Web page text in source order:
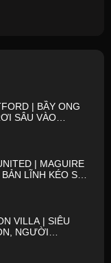
| BẦY ONG
SÂU VÀO
| MAGUIRE
LĨNH KÉO SẬP
VILLA | SIÊU
NGƯỜI